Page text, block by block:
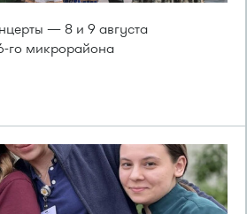
— 8 и 9 августа
го микрорайона